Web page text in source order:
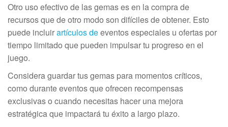
Otro uso efectivo de las gemas es en la compra de
recursos que de otro modo son difíciles de obtener. Esto
puede incluirartículos deeventos especiales u ofertas por
tiempo limitado que pueden impulsar tu progreso en el
juego.
Considera guardar tus gemas para momentos críticos,
como durante eventos que ofrecen recompensas
exclusivas o cuando necesitas hacer una mejora
estratégica que impactará tu éxito a largo plazo.